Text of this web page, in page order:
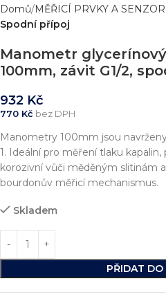
Domů MĚŘICÍ PRVKY A
Spodní přípoj
Manometr glycerínový
100mm, závit G1/2,
932 Kč
770 Kč bez DPH
Manometry 100mm jsou
1. Ideální pro měření tlaku
korozivní vůči měděným slitinám
bourdonův měřicí mechanismus.
Skladem
PŘIDAT DO